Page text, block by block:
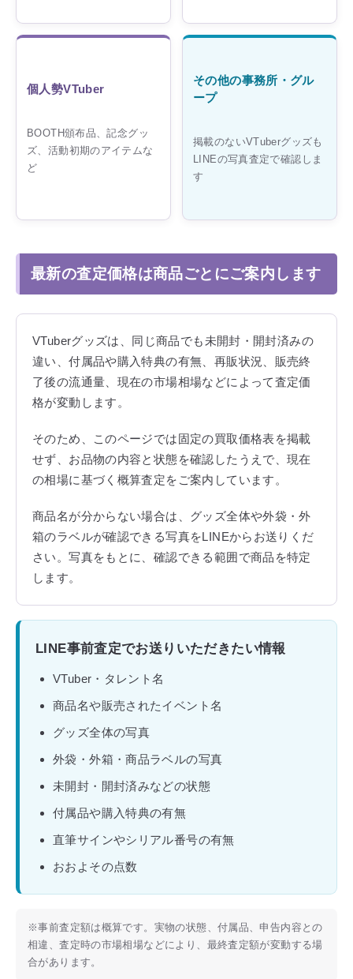
個人勢VTuber
BOOTH頒布品、記念グッ
ズ、活動初期のアイテムな
ど
その他の事務所・グル
ープ
掲載のないVTuberグッズも
LINEの写真査定で確認しま
す
最新の査定価格は商品ごとにご案内します
VTuberグッズは、同じ商品でも未開封・開封済みの
違い、付属品や購入特典の有無、再販状況、販売終
了後の流通量、現在の市場相場などによって査定価
格が変動します。
そのため、このページでは固定の買取価格表を掲載
せず、お品物の内容と状態を確認したうえで、現在
の相場に基づく概算査定をご案内しています。
商品名が分からない場合は、グッズ全体や外袋・外
箱のラベルが確認できる写真をLINEからお送りくだ
さい。写真をもとに、確認できる範囲で商品を特定
します。
LINE事前査定でお送りいただきたい情報
VTuber・タレント名
商品名や販売されたイベント名
グッズ全体の写真
外袋・外箱・商品ラベルの写真
未開封・開封済みなどの状態
付属品や購入特典の有無
直筆サインやシリアル番号の有無
おおよその点数
※事前査定額は概算です。実物の状態、付属品、申告内容との
相違、査定時の市場相場などにより、最終査定額が変動する場
合があります。